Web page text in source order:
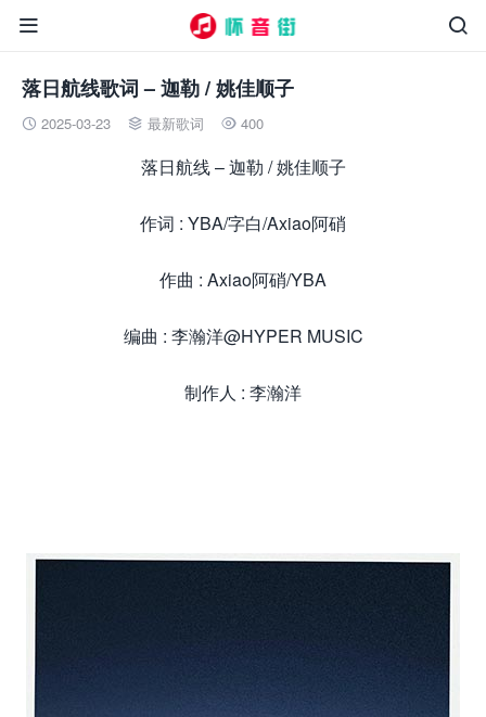


落日航线歌词 – 迦勒 / 姚佳顺子
 2025-03-23  最新歌词  400
落日航线 – 迦勒 / 姚佳顺子
作词 : YBA/字白/Axiao阿硝
作曲 : Axiao阿硝/YBA
编曲 : 李瀚洋@HYPER MUSIC
制作人 : 李瀚洋